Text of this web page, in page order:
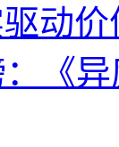
动价
《